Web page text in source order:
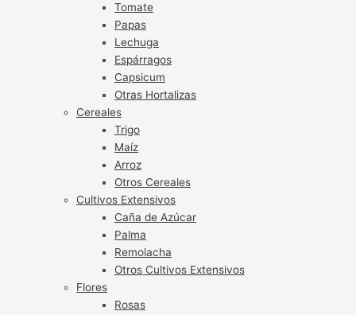
Tomate
Papas
Lechuga
Espárragos
Capsicum
Otras Hortalizas
Cereales
Trigo
Maíz
Arroz
Otros Cereales
Cultivos Extensivos
Caña de Azúcar
Palma
Remolacha
Otros Cultivos Extensivos
Flores
Rosas